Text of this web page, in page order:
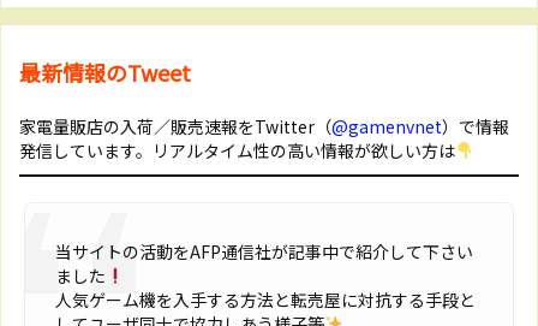
最新情報のTweet
家電量販店の入荷／販売速報をTwitter（@gamenvnet）で情報
発信しています。リアルタイム性の高い情報が欲しい方は
当サイトの活動をAFP通信社が記事中で紹介して下さい
ました
人気ゲーム機を入手する方法と転売屋に対抗する手段と